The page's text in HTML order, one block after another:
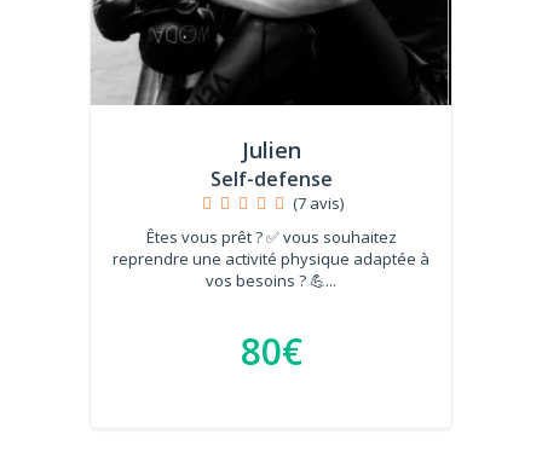
Julien
Self-defense
(7 avis)
Êtes vous prêt ? ✅ vous souhaitez
reprendre une activité physique adaptée à
vos besoins ? 💪...
80€